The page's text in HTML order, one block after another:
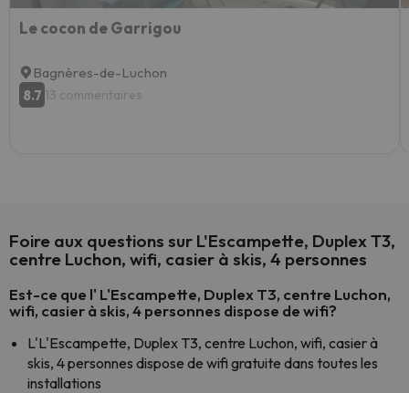
Le cocon de Garrigou
Bagnères-de-Luchon
8.7 13 commentaires
Foire aux questions sur L'Escampette, Duplex T3,
centre Luchon, wifi, casier à skis, 4 personnes
Est-ce que l' L'Escampette, Duplex T3, centre Luchon,
wifi, casier à skis, 4 personnes dispose de wifi?
L'L'Escampette, Duplex T3, centre Luchon, wifi, casier à
skis, 4 personnes dispose de wifi gratuite dans toutes les
installations